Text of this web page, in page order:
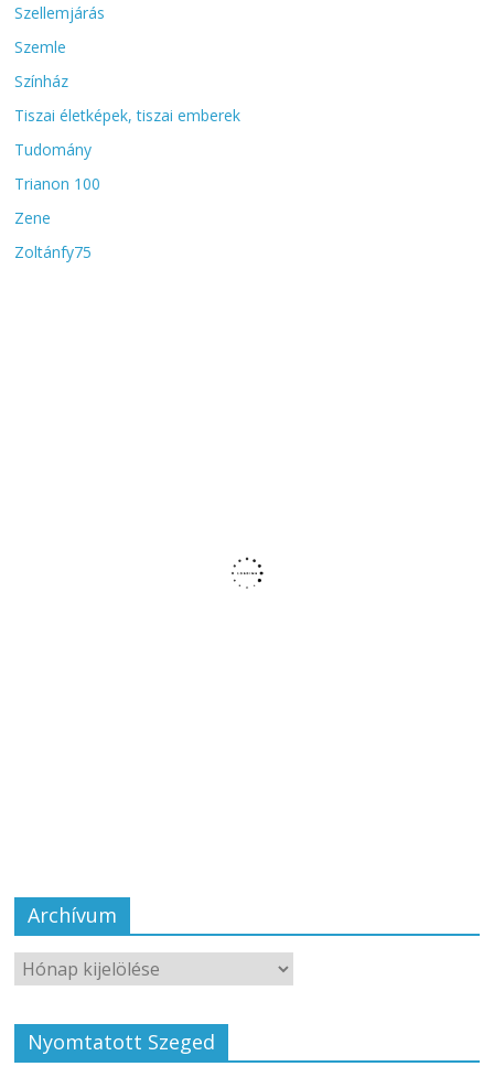
Szellemjárás
Szemle
Színház
Tiszai életképek, tiszai emberek
Tudomány
Trianon 100
Zene
Zoltánfy75
Archívum
Nyomtatott Szeged